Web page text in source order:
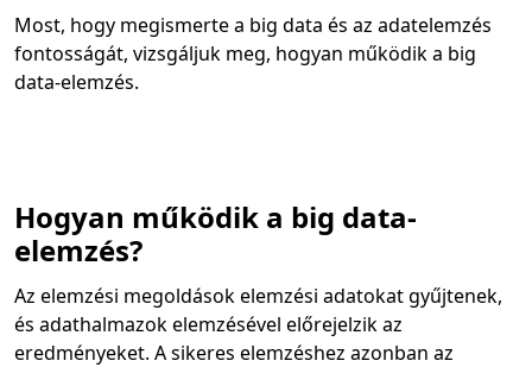
Most, hogy megismerte a big data és az adatelemzés
fontosságát, vizsgáljuk meg, hogyan működik a big
data-elemzés.
Hogyan működik a big data-
elemzés?
Az elemzési megoldások elemzési adatokat gyűjtenek,
és adathalmazok elemzésével előrejelzik az
eredményeket. A sikeres elemzéshez azonban az